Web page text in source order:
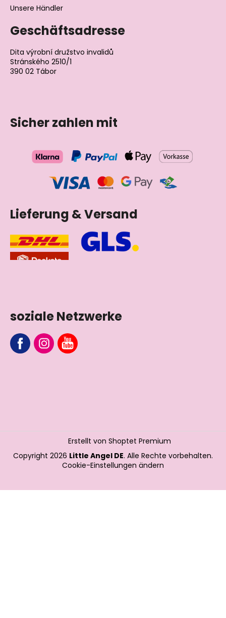
Unsere Händler
Geschäftsadresse
Dita výrobní družstvo invalidů
Stránského 2510/1
390 02 Tábor
Sicher zahlen mit
Lieferung & Versand
soziale Netzwerke
Erstellt von Shoptet Premium
Copyright 2026 Little Angel DE. Alle Rechte vorbehalten.
Cookie-Einstellungen ändern